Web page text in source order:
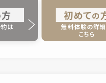
方
は
初めての
無料体験の詳
こちら